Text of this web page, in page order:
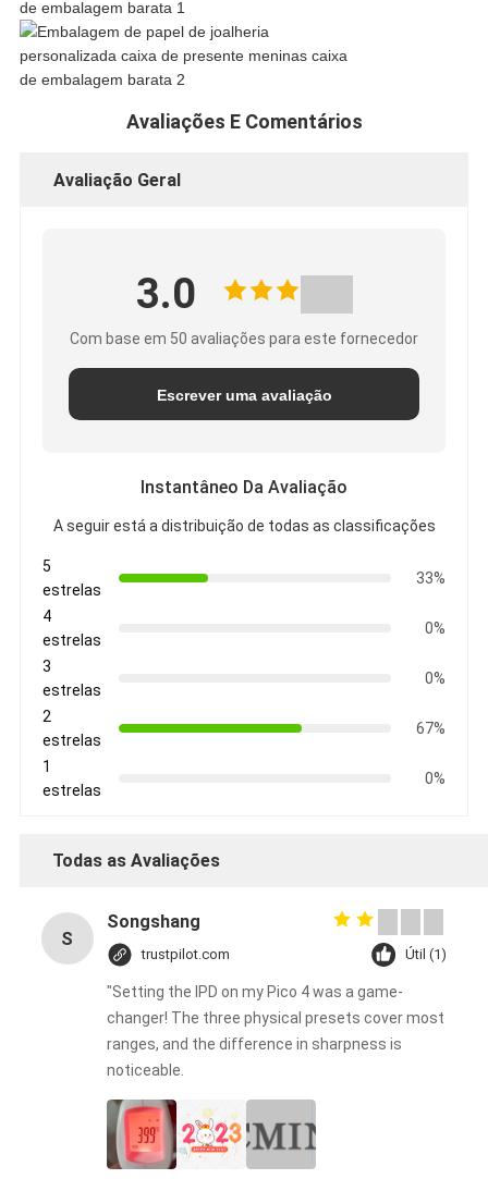
Avaliações E Comentários
Avaliação Geral
3.0
Com base em 50 avaliações para este fornecedor
Escrever uma avaliação
Instantâneo Da Avaliação
A seguir está a distribuição de todas as classificações
5
estrelas
33%
4
estrelas
0%
3
estrelas
0%
2
estrelas
67%
1
estrelas
0%
Todas as Avaliações
S
Songshang
trustpilot.com Útil (1)
"Setting the IPD on my Pico 4 was a game-
changer! The three physical presets cover most
ranges, and the difference in sharpness is
noticeable.